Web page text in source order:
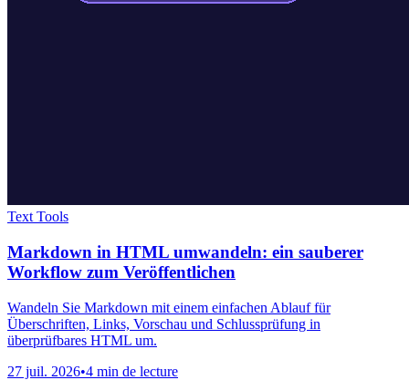
Text Tools
Markdown in HTML umwandeln: ein sauberer
Workflow zum Veröffentlichen
Wandeln Sie Markdown mit einem einfachen Ablauf für
Überschriften, Links, Vorschau und Schlussprüfung in
überprüfbares HTML um.
27 juil. 2026•4 min de lecture